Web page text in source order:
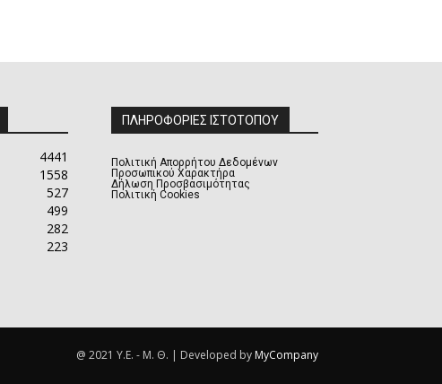
4441
1558
527
499
282
223
ΠΛΗΡΟΦΟΡΙΕΣ ΙΣΤΟΤΟΠΟΥ
Πολιτική Απορρήτου Δεδομένων
Προσωπικού Χαρακτήρα
Δήλωση Προσβασιμότητας
Πολιτική Cookies
@ 2021 Υ.Ε. - Μ. Θ. | Developed by MyCompany